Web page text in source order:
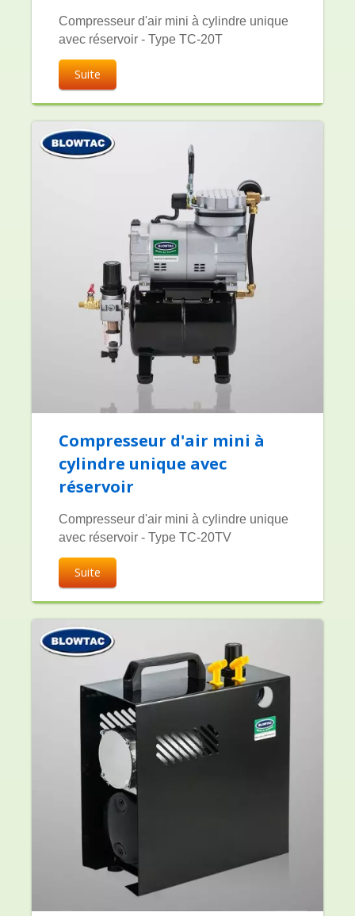
Compresseur d'air mini à cylindre unique
avec réservoir - Type TC-20T
Suite
Compresseur d'air mini à
cylindre unique avec
réservoir
Compresseur d'air mini à cylindre unique
avec réservoir - Type TC-20TV
Suite